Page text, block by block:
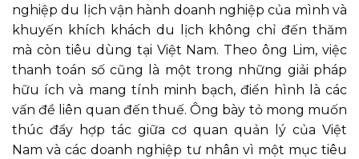
nghiệp du lịch vận hành doanh nghiệp của mình và
khuyến khích khách du lịch không chỉ đến thăm
mà còn tiêu dùng tại Việt Nam. Theo ông Lim, việc
thanh toán số cũng là một trong những giải pháp
hữu ích và mang tính minh bạch, điển hình là các
vấn đề liên quan đến thuế. Ông bày tỏ mong muốn
thúc đẩy hợp tác giữa cơ quan quản lý của Việt
Nam và các doanh nghiệp tư nhân vì một mục tiêu